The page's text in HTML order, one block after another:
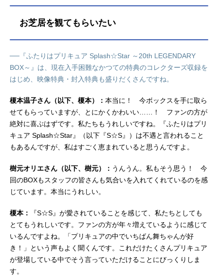
トレスキー：小杉十郎太霧生満：渕
渕崎ゆり子...
お芝居を観てもらいたい
──『ふたりはプリキュア Splash☆Star ～20th LEGENDARY
BOX～』は、現在入手困難なかつての特典のコレクターズ収録を
はじめ、映像特典・封入特典も盛りだくさんですね。
榎本温子さん（以下、榎本）： 本当に！ 今ボックスを手に取ら
せてもらっていますが、とにかくかわいい……！ ファンの方が
絶対に喜ぶはずです。私たちもうれしいですね。『ふたりはプリ
キュア Splash☆Star』（以下『S☆S』）は不遇と言われること
もあるんですが、私はすごく恵まれていると思うんですよ。
樹元オリエさん（以下、樹元）： うんうん。私もそう思う！ 今
回のBOXもスタッフの皆さんも気合いを入れてくれているのを感
じています。本当にうれしい。
榎本：
『S☆S』が愛されていることを感じて、私たちとしても
とてもうれしいです。ファンの方が年々増えているように感じて
いるんですよね。「プリキュアの中でいちばん舞ちゃんが好
き！」という声もよく聞くんです。これだけたくさんプリキュア
が登場している中でそう言っていただけることにびっくりしま
す。